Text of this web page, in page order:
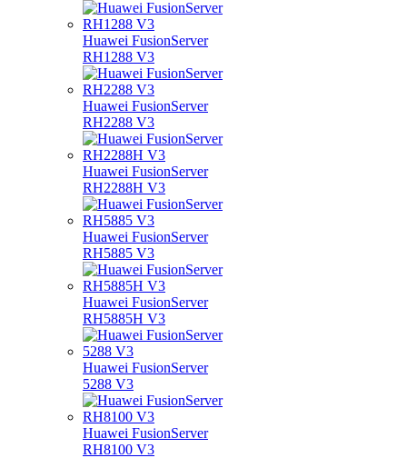
Huawei FusionServer
RH1288 V3
Huawei FusionServer
RH2288 V3
Huawei FusionServer
RH2288H V3
Huawei FusionServer
RH5885 V3
Huawei FusionServer
RH5885H V3
Huawei FusionServer
5288 V3
Huawei FusionServer
RH8100 V3